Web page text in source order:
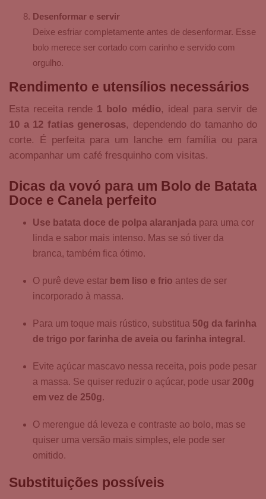
Desenformar e servir
Deixe esfriar completamente antes de desenformar. Esse
bolo merece ser cortado com carinho e servido com
orgulho.
Rendimento e utensílios necessários
Esta receita rende 1 bolo médio, ideal para servir de
10 a 12 fatias generosas, dependendo do tamanho do
corte. É perfeita para um lanche em família ou para
acompanhar um café fresquinho com visitas.
Dicas da vovó para um Bolo de Batata
Doce e Canela perfeito
Use batata doce de polpa alaranjada para uma cor
linda e sabor mais intenso. Mas se só tiver da
branca, também fica ótimo.
O purê deve estar bem liso e frio antes de ser
incorporado à massa.
Para um toque mais rústico, substitua 50g da farinha
de trigo por farinha de aveia ou farinha integral .
Evite açúcar mascavo nessa receita, pois pode pesar
a massa. Se quiser reduzir o açúcar, pode usar 200g
em vez de 250g.
O merengue dá leveza e contraste ao bolo, mas se
quiser uma versão mais simples, ele pode ser
omitido.
Substituições possíveis